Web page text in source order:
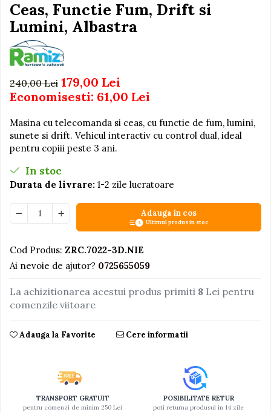
Jucarii de baie
Seturi de frumusete
Caluti balansoar
muzicale
Figurine
Ateliere si unelte
Blocuri de constructie
Covorase de dans
Creative
Electrocasnice si bucatarii
Fotolii gonflabile
Jocuri de indemanare
Jocuri sportive
Jucarii educative din lemn
Motociclete
Proiectoare
Saltelute si centre de activitati
Ingrijire cosmetica mamici
Perioada Alaptarii
Perioada Sarcinii
Pompe de san
Sisteme De Purtare
Ceas, Functie Fum, Drift si
Lumini, Albastra
240,00 Lei 179,00 Lei
Economisesti: 61,00 Lei
Masina cu telecomanda si ceas, cu functie de fum, lumini,
sunete si drift. Vehicul interactiv cu control dual, ideal
pentru copiii peste 3 ani.
In stoc
Durata de livrare: 1-2 zile lucratoare
Adauga in cos
Ultimul produs in stoc
Cod Produs: ZRC.7022-3D.NIE
Ai nevoie de ajutor? 0725655059
La achizitionarea acestui produs primiti 8 Lei pentru
comenzile viitoare
Adauga la Favorite Cere informatii
TRANSPORT GRATUIT
pentru comenzi de minim 250 Lei
POSIBILITATE RETUR
poti returna produsul in 14 zile